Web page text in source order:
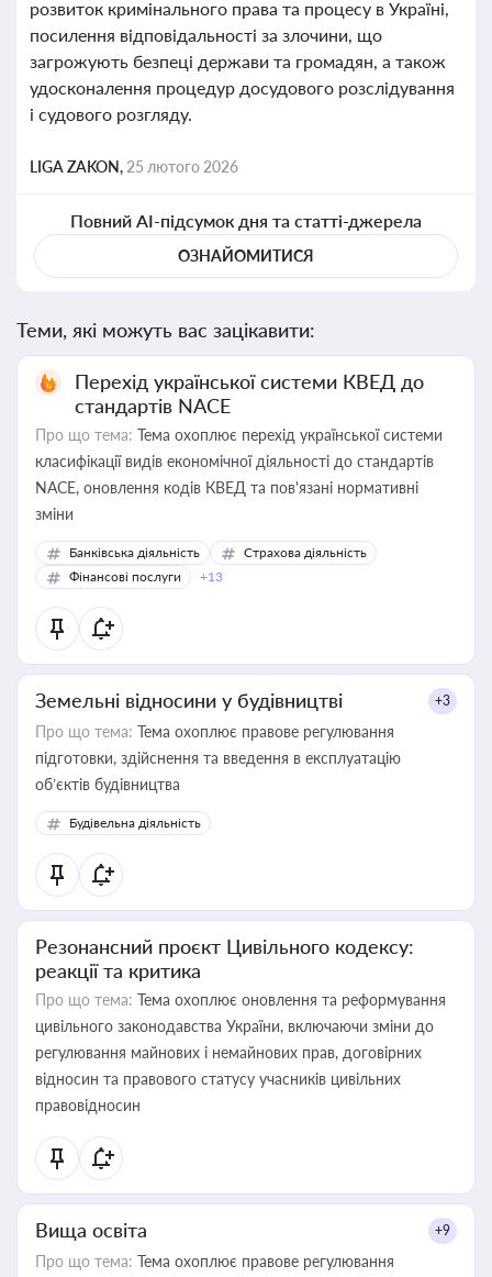
розвиток кримінального права та процесу в Україні,
посилення відповідальності за злочини, що
загрожують безпеці держави та громадян, а також
удосконалення процедур досудового розслідування
і судового розгляду.
LIGA ZAKON, 25 лютого 2026
Повний AI-підсумок дня та статті-джерела
ОЗНАЙОМИТИСЯ
Теми, які можуть вас зацікавити:
Перехід української системи КВЕД до
стандартів NACE
Про що тема: Тема охоплює перехід української системи
класифікації видів економічної діяльності до стандартів
NACE, оновлення кодів КВЕД та пов'язані нормативні
зміни
Банківська діяльність
Страхова діяльність
Фінансові послуги
+13
Земельні відносини у будівництві +3
Про що тема: Тема охоплює правове регулювання
підготовки, здійснення та введення в експлуатацію
об’єктів будівництва
Будівельна діяльність
Резонансний проєкт Цивільного кодексу:
реакції та критика
Про що тема: Тема охоплює оновлення та реформування
цивільного законодавства України, включаючи зміни до
регулювання майнових і немайнових прав, договірних
відносин та правового статусу учасників цивільних
правовідносин
Вища освіта +9
Про що тема: Тема охоплює правове регулювання